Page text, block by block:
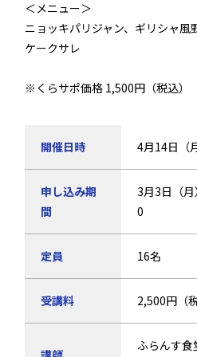
＜メニュー＞
ニョッキパリジャン、ギリシャ風
ケークサレ
※くらサポ価格 1,500円（税込）
開催日時 4月14日（
申し込み期
間
3月3日（
0
定員 16名
受講料 2,500円（税
ふらんす